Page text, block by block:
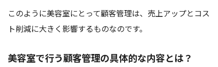
このように美容室にとって顧客管理は、売上アップとコス
ト削減に大きく影響するものなのです。
美容室で行う顧客管理の具体的な内容とは？